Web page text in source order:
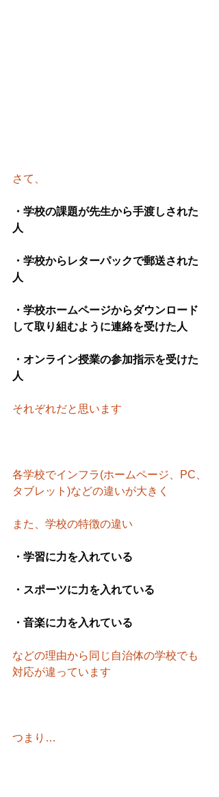
さて、
・学校の課題が先生から手渡しされた
人
・学校からレターパックで郵送された
人
・学校ホームページからダウンロード
して取り組むように連絡を受けた人
・オンライン授業の参加指示を受けた
人
それぞれだと思います
各学校でインフラ(ホームページ、PC、
タブレット)などの違いが大きく
また、学校の特徴の違い
・学習に力を入れている
・スポーツに力を入れている
・音楽に力を入れている
などの理由から同じ自治体の学校でも
対応が違っています
つまり…